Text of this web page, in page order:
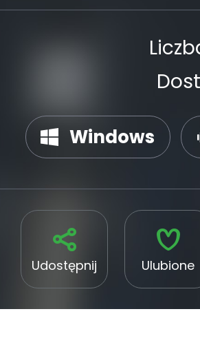
Windows
Udostępnij Ulubione